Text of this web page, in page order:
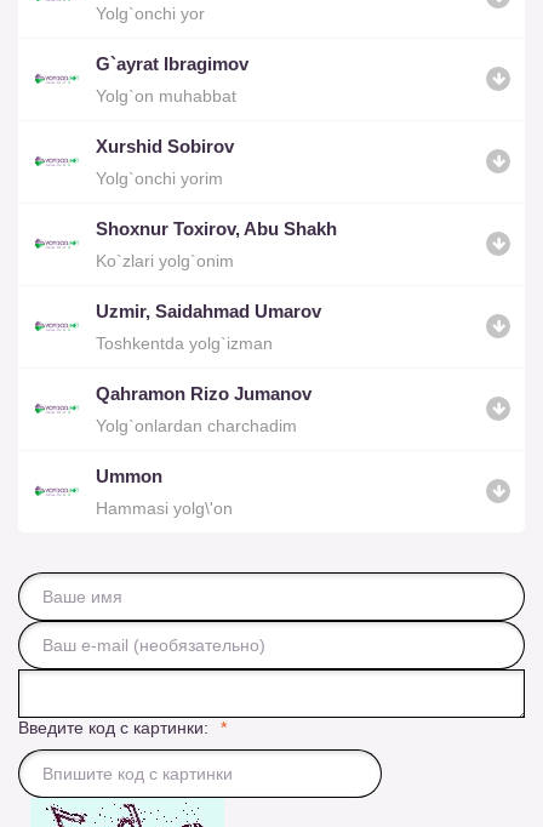
Yolg`onchi yor
G`ayrat Ibragimov
Yolg`on muhabbat
Xurshid Sobirov
Yolg`onchi yorim
Shoxnur Toxirov, Abu Shakh
Ko`zlari yolg`onim
Uzmir, Saidahmad Umarov
Toshkentda yolg`izman
Qahramon Rizo Jumanov
Yolg`onlardan charchadim
Ummon
Hammasi yolg\'on
Введите код с картинки: